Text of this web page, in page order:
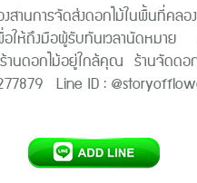
สานการจัดส่งดอกไม้ในพื้นที่
อให้ถึงมือผู้รับทันเวลานัดหมา
ร้านดอกไม้อยู่ใกล้คุณ ร้านจัดด
Line ID :